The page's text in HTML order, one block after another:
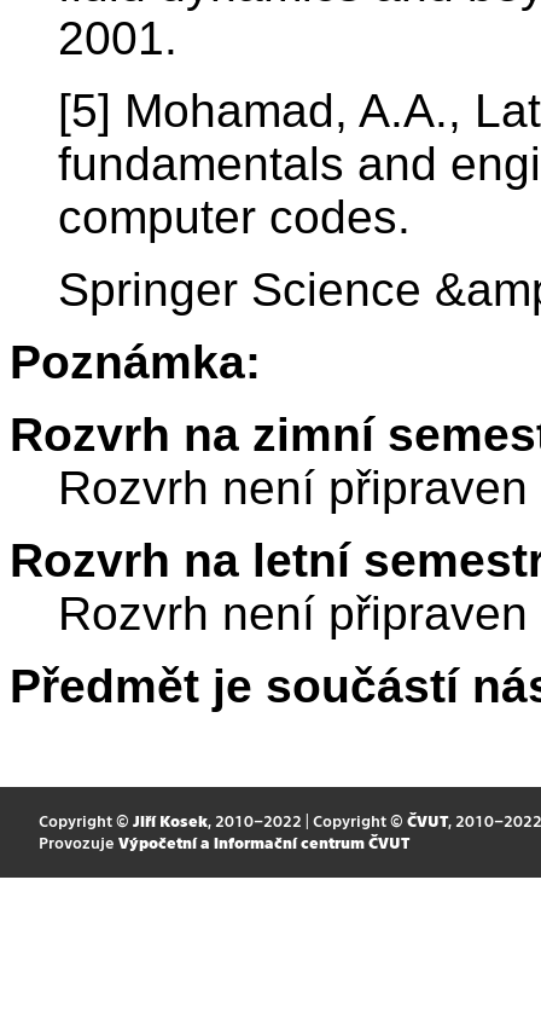
2001.
[5] Mohamad, A.A.,
fundamentals and
computer codes.
Springer Science
Poznámka:
Rozvrh na zimní
Rozvrh není připraven
Rozvrh na letní
Rozvrh není připraven
Předmět je součástí
Copyright © Jiří Kosek, 2010–2022 | Copyright © ČVUT, 2010–2022
Provozuje Výpočetní a informační centrum ČVUT